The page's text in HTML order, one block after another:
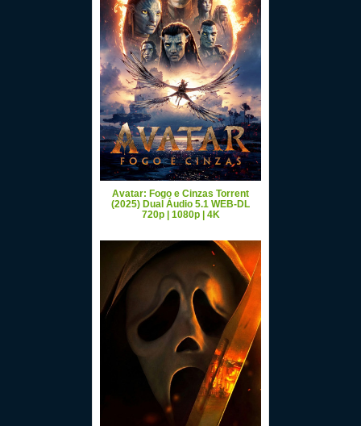
Avatar: Fogo e Cinzas Torrent
(2025) Dual Áudio 5.1 WEB-DL
720p | 1080p | 4K